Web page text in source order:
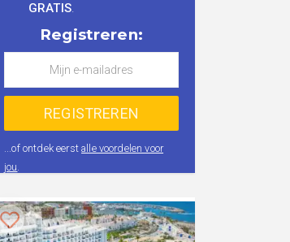
GRATIS.
Registreren:
...of ontdek eerstalle voordelen voor
jou.